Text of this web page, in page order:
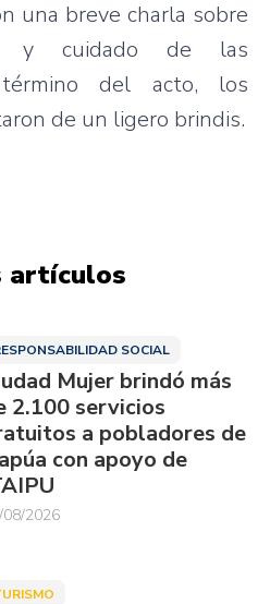
una breve charla sobre
y cuidado de las
del acto, los
de un ligero brindis.
artículos
SOCIAL
Mujer brindó más
2.100 servicios
a pobladores de
con apoyo de
08/2026